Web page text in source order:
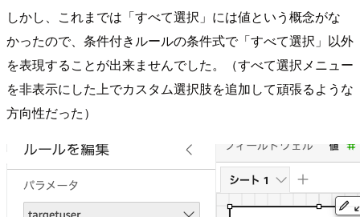
しかし、これまでは「すべて選択」には値という概念がな
かったので、条件付きルールの条件式で「すべて選択」以外
を表現することが出来ませんでした。（すべて選択メニュー
を非表示にした上でカスタム選択肢を追加して頑張るような
方向性だった）